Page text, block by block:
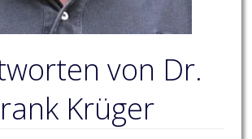
von Dr.
Krüger